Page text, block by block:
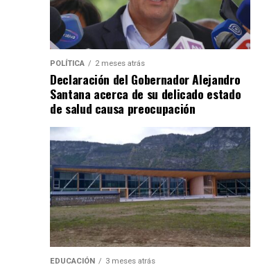
POLÍTICA 2 meses atrás
Declaración del Gobernador Alejandro
Santana acerca de su delicado estado
de salud causa preocupación
EDUCACIÓN 3 meses atrás